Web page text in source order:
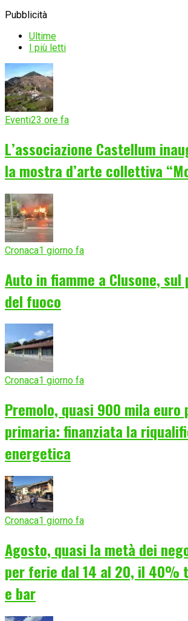
Pubblicità
Ultime
I più letti
Eventi23 ore fa
L’associazione Castellum
la mostra d’arte collettiva
Cronaca1 giorno fa
Auto in fiamme a Clusone,
del fuoco
Cronaca1 giorno fa
Premolo, quasi 900 mila euro
primaria: finanziata la
energetica
Cronaca1 giorno fa
Agosto, quasi la metà dei
per ferie dal 14 al 20, il
e bar